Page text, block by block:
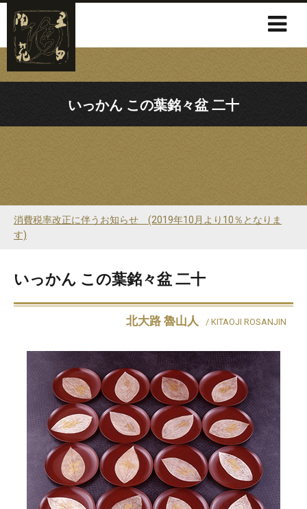
いっかん この葉銘々盆 二十
消費税率改正に伴うお知らせ (2019年10月より10％となりま
す)
いっかん この葉銘々盆 二十
北大路 魯山人 / KITAOJI ROSANJIN